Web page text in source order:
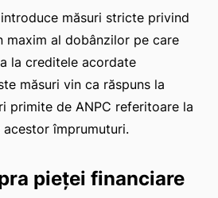
măsuri stricte privind
maxim al dobânzilor pe care
la creditele acordate
măsuri vin ca răspuns la
primite de ANPC referitoare la
împrumuturi.
pieței financiare